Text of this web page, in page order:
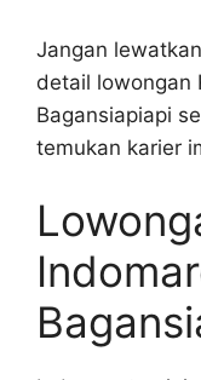
Jangan
detail lowongan
Bagansiapiapi
temukan karier